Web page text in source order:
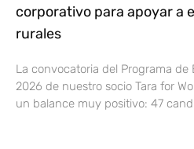
corporativo para apoyar a
rurales
La convocatoria del Programa de
2026 de nuestro socio Tara for
un balance muy positivo: 47